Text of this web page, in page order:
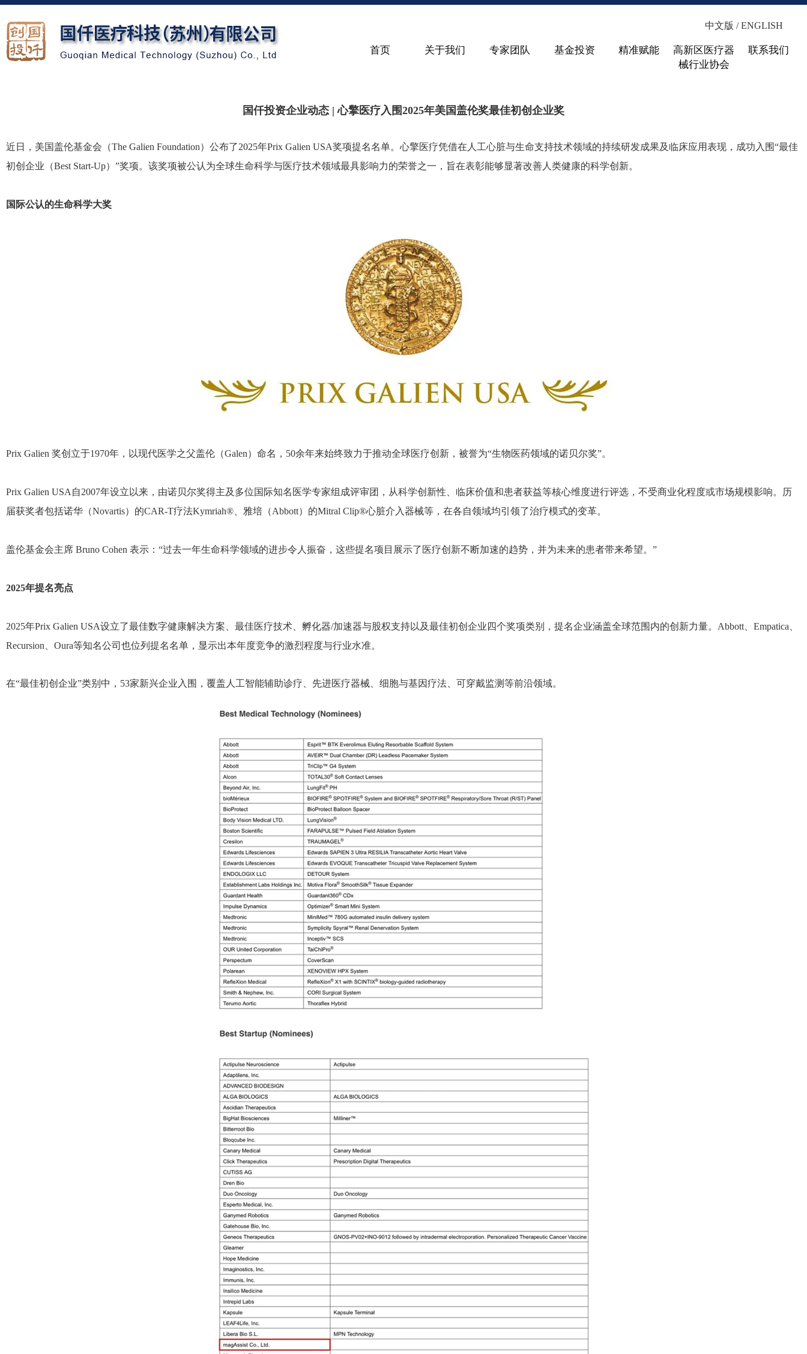
中文版 /ENGLISH
首页 关于我们 专家团队 基金投资 精准赋能
高新区医疗器
械行业协会
联系我们
国仟投资企业动态 | 心擎医疗入围2025年美国盖伦奖最佳初创企业奖
近日，美国盖伦基金会（The Galien Foundation）公布了2025年Prix Galien USA奖项提名名单。心擎医疗凭借在人工心脏与生命支持技术领域的持续研发成果及临床应用表现，成功入围“最佳
初创企业（Best Start-Up）”奖项。该奖项被公认为全球生命科学与医疗技术领域最具影响力的荣誉之一，旨在表彰能够显著改善人类健康的科学创新。
国际公认的生命科学大奖
Prix Galien 奖创立于1970年，以现代医学之父盖伦（Galen）命名，50余年来始终致力于推动全球医疗创新，被誉为“生物医药领域的诺贝尔奖”。
Prix Galien USA自2007年设立以来，由诺贝尔奖得主及多位国际知名医学专家组成评审团，从科学创新性、临床价值和患者获益等核心维度进行评选，不受商业化程度或市场规模影响。历
届获奖者包括诺华（Novartis）的CAR-T疗法Kymriah®、雅培（Abbott）的Mitral Clip®心脏介入器械等，在各自领域均引领了治疗模式的变革。
盖伦基金会主席 Bruno Cohen 表示：“过去一年生命科学领域的进步令人振奋，这些提名项目展示了医疗创新不断加速的趋势，并为未来的患者带来希望。”
2025年提名亮点
2025年Prix Galien USA设立了最佳数字健康解决方案、最佳医疗技术、孵化器/加速器与股权支持以及最佳初创企业四个奖项类别，提名企业涵盖全球范围内的创新力量。Abbott、Empatica、
Recursion、Oura等知名公司也位列提名名单，显示出本年度竞争的激烈程度与行业水准。
在“最佳初创企业”类别中，53家新兴企业入围，覆盖人工智能辅助诊疗、先进医疗器械、细胞与基因疗法、可穿戴监测等前沿领域。